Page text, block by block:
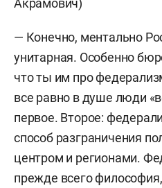
Акрамович)
— Конечно, ментально
унитарная. Особенно
что ты им про
все равно в душе люди
первое. Второе:
способ разграничения
центром и регионами.
прежде всего